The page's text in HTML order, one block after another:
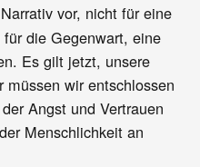
vor, nicht für eine
die Gegenwart, eine
Es gilt jetzt, unsere
müssen wir entschlossen
Angst und Vertrauen
Menschlichkeit an